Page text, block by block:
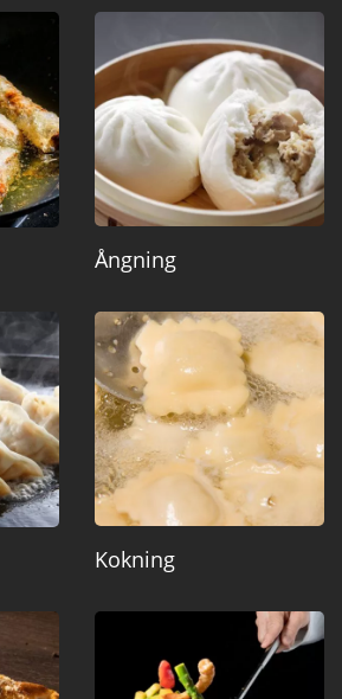
Ångning
Kokning